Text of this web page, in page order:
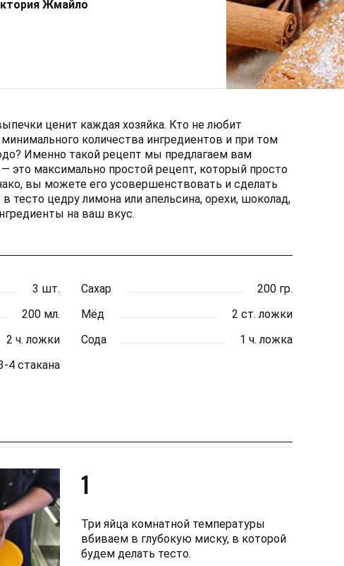
Жмайло
ценит каждая хозяйка. Кто не любит
количества ингредиентов и при том
Именно такой рецепт мы предлагаем вам
это максимально простой рецепт, который просто
вы можете его усовершенствовать и сделать
тесто цедру лимона или апельсина, орехи, шоколад,
на ваш вкус.
3 шт. Сахар
200 гр.
200 мл. Мёд
2 ст. ложки
2 ч. ложки Сода
1 ч. ложка
4 стакана
1
Три яйца комнатной температуры
вбиваем в глубокую миску, в которой
будем делать тесто.